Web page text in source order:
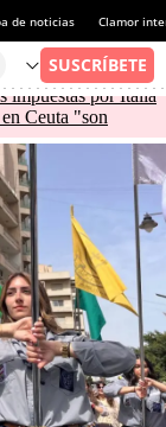
de noticias Clamor
impuestas por Italia
Ceuta "son